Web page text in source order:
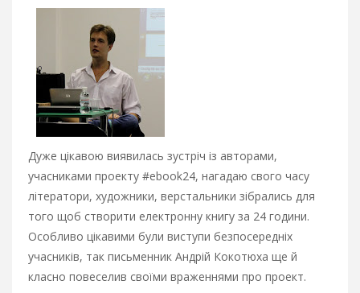
Дуже цікавою виявилась зустріч із авторами,
учасниками проекту #ebook24, нагадаю свого часу
літератори, художники, верстальники зібрались для
того щоб створити електронну книгу за 24 години.
Особливо цікавими були виступи безпосередніх
учасників, так письменник Андрій Кокотюха ще й
класно повеселив своїми враженнями про проект.